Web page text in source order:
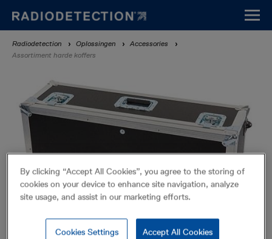
naar
inhoud
Kruimelpad
Radiodetection Oplossingen
Accessories
Assortiment harde koffers
By clicking “Accept All Cookies”, you agree to the storing of
cookies on your device to enhance site navigation, analyze
site usage, and assist in our marketing efforts.
Accept All Cookies
Cookies Settings